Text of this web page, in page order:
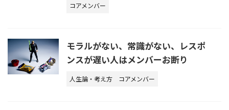
コアメンバー
モラルがない、常識がない、レスポ
ンスが遅い人はメンバーお断り
人生論・考え方 コアメンバー